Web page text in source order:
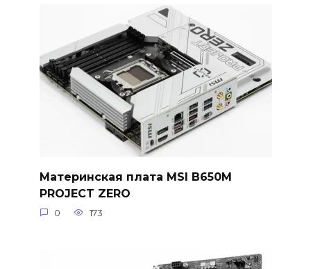
Материнская плата MSI B650M
PROJECT ZERO
0 173